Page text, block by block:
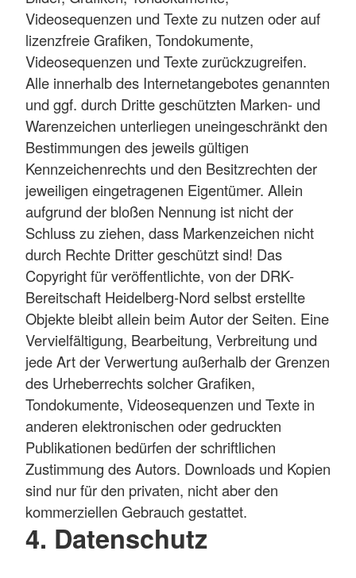
Videosequenzen und Texte zu nutzen oder auf
lizenzfreie Grafiken, Tondokumente,
Videosequenzen und Texte zurückzugreifen.
Alle innerhalb des Internetangebotes genannten
und ggf. durch Dritte geschützten Marken- und
Warenzeichen unterliegen uneingeschränkt den
Bestimmungen des jeweils gültigen
Kennzeichenrechts und den Besitzrechten der
jeweiligen eingetragenen Eigentümer. Allein
aufgrund der bloßen Nennung ist nicht der
Schluss zu ziehen, dass Markenzeichen nicht
durch Rechte Dritter geschützt sind! Das
Copyright für veröffentlichte, von der DRK-
Bereitschaft Heidelberg-Nord selbst erstellte
Objekte bleibt allein beim Autor der Seiten. Eine
Vervielfältigung, Bearbeitung, Verbreitung und
jede Art der Verwertung außerhalb der Grenzen
des Urheberrechts solcher Grafiken,
Tondokumente, Videosequenzen und Texte in
anderen elektronischen oder gedruckten
Publikationen bedürfen der schriftlichen
Zustimmung des Autors. Downloads und Kopien
sind nur für den privaten, nicht aber den
kommerziellen Gebrauch gestattet.
4. Datenschutz